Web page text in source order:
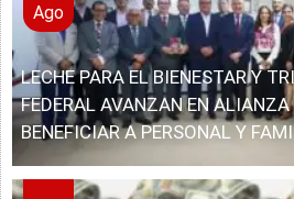
Ago
LECHE PARA EL BIENESTAR Y
FEDERAL AVANZAN EN ALIANZA
BENEFICIAR A PERSONAL Y